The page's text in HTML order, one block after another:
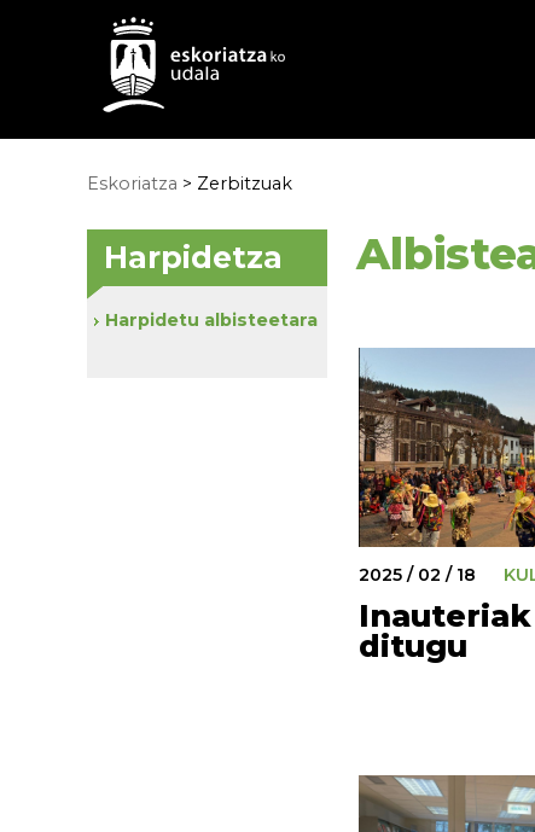
Eskoriatza > Zerbitzuak
2025 / 02 / 18
ditugu
Harpidetza
Harpidetu albisteetara